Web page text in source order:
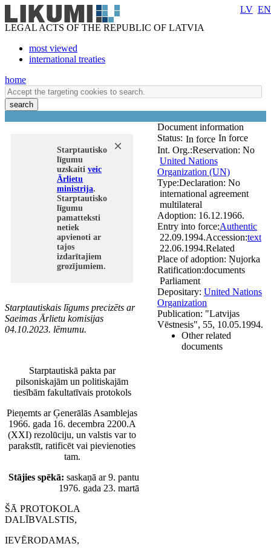
LEGAL ACTS OF THE REPUBLIC OF LATVIA
most viewed
international treaties
LV EN
home
search
Starptautisko
līgumu
uzskaiti veic
Ārlietu
ministrija.
Starptautisko
līgumu
pamatteksti
netiek
apvienoti ar
tajos
izdarītajiem
grozījumiem.
Starptautiskais līgums precizēts ar
Saeimas Ārlietu komisijas
04.10.2023. lēmumu.
Starptautiskā pakta par
pilsoniskajām un politiskajām
tiesībām fakultatīvais protokols
Pieņemts ar Ģenerālās Asamblejas
1966. gada 16. decembra 2200.A
(XXI) rezolūciju, un valstis var to
parakstīt, ratificēt vai pievienoties
tam.
Stājies spēkā: saskaņā ar 9. pantu
1976. gada 23. martā
ŠĀ PROTOKOLA
DALĪBVALSTIS,
IEVĒRODAMAS,
Document information
Status: In force In force
Int. Org.:
United Nations
Organization (UN)
Type:
international agreement
multilateral
Adoption: 16.12.1966.
Entry into force:
22.09.1994.Accession:
22.06.1994.
Place of adoption: Ņujorka
Ratification:
Parliament
Reservation: No
Declaration: No
Depositary: United Nations
Organization
Authentic
text
Publication: "Latvijas
Vēstnesis", 55, 10.05.1994.
Related
documents
Other related
documents